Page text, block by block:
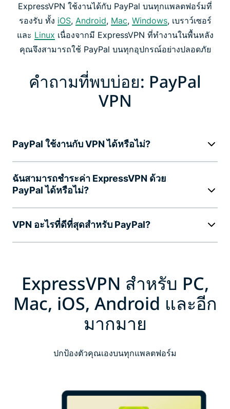
ExpressVPN ใช้งานได้กับ PayPal บนทุกแพลตฟอร์มที่
รองรับ ทั้ง iOS, Android, Mac, Windows, เบราว์เซอร์
และ Linux เนื่องจากมี ExpressVPN ที่ทำงานในพื้นหลัง
คุณจึงสามารถใช้ PayPal บนทุกอุปกรณ์อย่างปลอดภัย
คำถามที่พบบ่อย: PayPal
VPN
PayPal ใช้งานกับ VPN ได้หรือไม่?
ฉันสามารถชำระค่า ExpressVPN ด้วย
PayPal ได้หรือไม่?
VPN อะไรที่ดีที่สุดสำหรับ PayPal?
ExpressVPN สำหรับ PC,
Mac, iOS, Android และอีก
มากมาย
ปกป้องตัวคุณเองบนทุกแพลตฟอร์ม